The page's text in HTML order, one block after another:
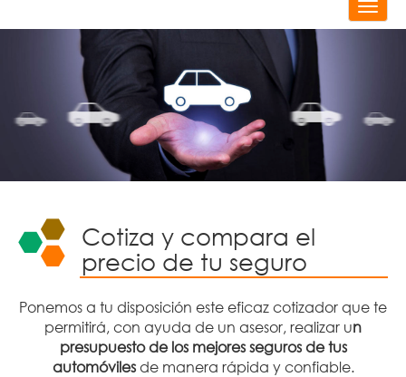
Toggle
Cotiza y compara el
precio de tu seguro
Ponemos a tu disposición este eficaz cotizador que te
permitirá, con ayuda de un asesor, realizar un
presupuesto de los mejores seguros de tus
automóvilesde manera rápida y confiable.